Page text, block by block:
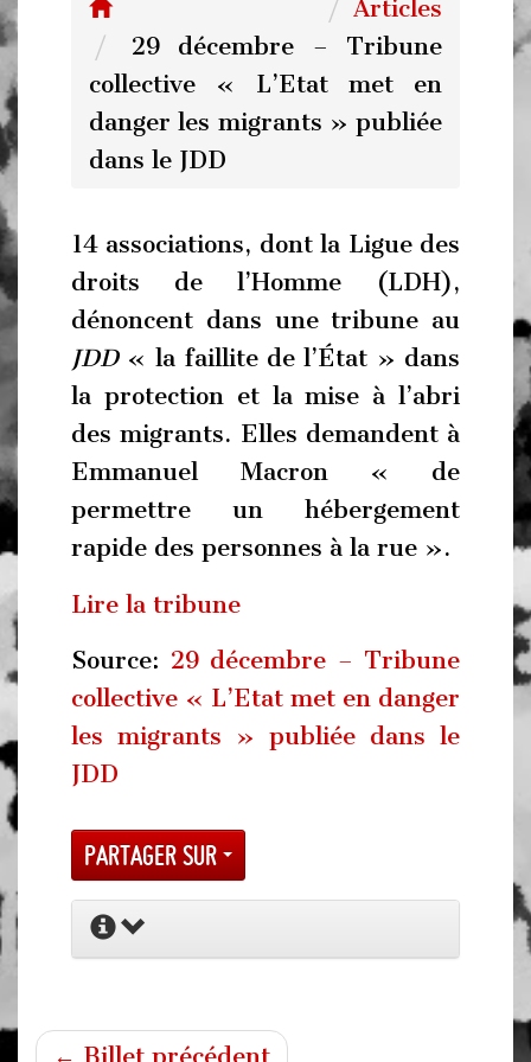
Articles
29 décembre – Tribune
collective « L’Etat met en
danger les migrants » publiée
dans le JDD
14 associations, dont la Ligue des
droits de l’Homme (LDH),
dénoncent dans une tribune au
JDD« la faillite de l’État » dans
la protection et la mise à l’abri
des migrants. Elles demandent à
Emmanuel Macron « de
permettre un hébergement
rapide des personnes à la rue ».
Lire la tribune
Source: 29 décembre – Tribune
collective « L’Etat met en danger
les migrants » publiée dans le
JDD
Partager sur
← Billet précédent